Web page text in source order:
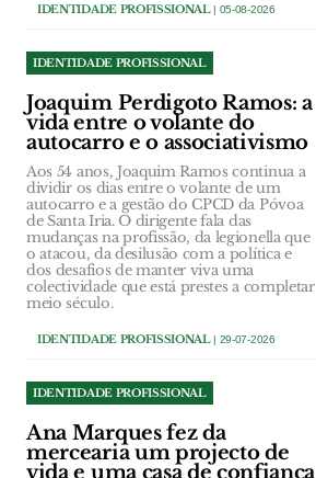
IDENTIDADE PROFISSIONAL| 05-08-2026
IDENTIDADE PROFISSIONAL
Joaquim Perdigoto Ramos: a
vida entre o volante do
autocarro e o associativismo
Aos 54 anos, Joaquim Ramos continua a
dividir os dias entre o volante de um
autocarro e a gestão do CPCD da Póvoa
de Santa Iria. O dirigente fala das
mudanças na profissão, da legionella que
o atacou, da desilusão com a política e
dos desafios de manter viva uma
colectividade que está prestes a completar
meio século.
IDENTIDADE PROFISSIONAL| 29-07-2026
IDENTIDADE PROFISSIONAL
Ana Marques fez da
mercearia um projecto de
vida e uma casa de confiança